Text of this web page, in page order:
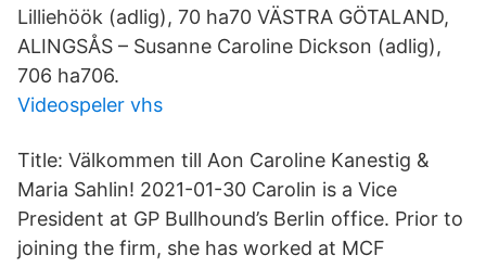
Lilliehöök (adlig), 70 ha70 VÄSTRA GÖTALAND,
ALINGSÅS – Susanne Caroline Dickson (adlig),
706 ha706.
Videospeler vhs
Title: Välkommen till Aon Caroline Kanestig &
Maria Sahlin! 2021-01-30 Carolin is a Vice
President at GP Bullhound’s Berlin office. Prior to
joining the firm, she has worked at MCF